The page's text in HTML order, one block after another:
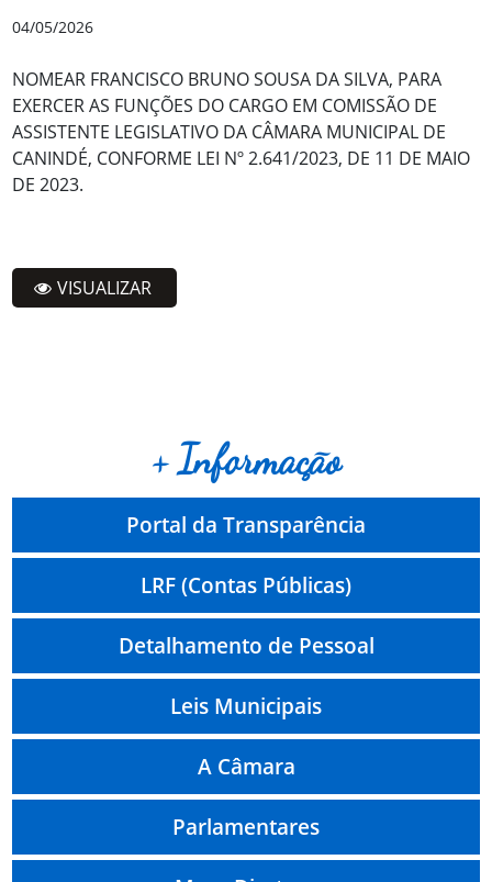
04/05/2026
NOMEAR FRANCISCO BRUNO SOUSA DA SILVA, PARA
EXERCER AS FUNÇÕES DO CARGO EM COMISSÃO DE
ASSISTENTE LEGISLATIVO DA CÂMARA MUNICIPAL DE
CANINDÉ, CONFORME LEI Nº 2.641/2023, DE 11 DE MAIO
DE 2023.
VISUALIZAR
+ Informação
Portal da Transparência
LRF (Contas Públicas)
Detalhamento de Pessoal
Leis Municipais
A Câmara
Parlamentares